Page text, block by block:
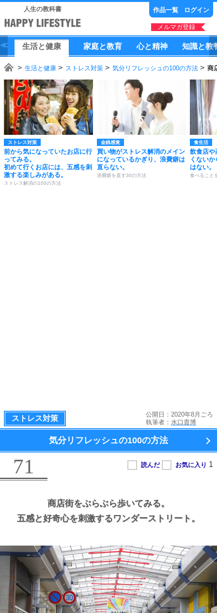
人生の教科書 作品一覧 ログイン
メルマガ登録
生活と健康 家庭と教育 心と精神 知識と教
生活と健康 ストレス対策 気分リフレッシュの100の方法 商
ストレス対策
前から気になっていたお店に行
ってみる。
初めて行くお店には、五感を刺
激する楽しみがある。
ストレス解消の100の方法
金銭感覚
買い物がストレス解消のメイン
になっているかぎり、浪費癖は
直らない。
浪費癖を直す30の方法
食生活
飲食店や
くない
はない。
食べること
ストレス対策
公開日：2020年8月ごろ
執筆者： 水口貴博
気分リフレッシュの100の方法
71
商店街をぶらぶら歩いてみる。
五感と好奇心を刺激するワンダーストリート。